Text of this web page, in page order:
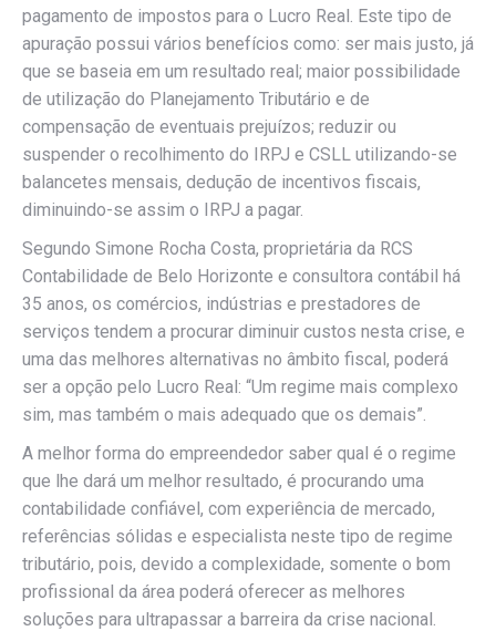
pagamento de impostos para o Lucro Real. Este tipo de
apuração possui vários benefícios como: ser mais justo, já
que se baseia em um resultado real; maior possibilidade
de utilização do Planejamento Tributário e de
compensação de eventuais prejuízos; reduzir ou
suspender o recolhimento do IRPJ e CSLL utilizando-se
balancetes mensais, dedução de incentivos fiscais,
diminuindo-se assim o IRPJ a pagar.
Segundo Simone Rocha Costa, proprietária da RCS
Contabilidade de Belo Horizonte e consultora contábil há
35 anos, os comércios, indústrias e prestadores de
serviços tendem a procurar diminuir custos nesta crise, e
uma das melhores alternativas no âmbito fiscal, poderá
ser a opção pelo Lucro Real: “Um regime mais complexo
sim, mas também o mais adequado que os demais”.
A melhor forma do empreendedor saber qual é o regime
que lhe dará um melhor resultado, é procurando uma
contabilidade confiável, com experiência de mercado,
referências sólidas e especialista neste tipo de regime
tributário, pois, devido a complexidade, somente o bom
profissional da área poderá oferecer as melhores
soluções para ultrapassar a barreira da crise nacional.